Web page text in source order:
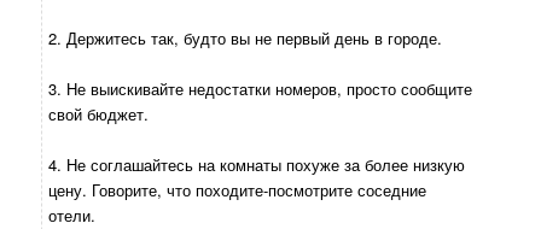
2. Держитесь так, будто вы не первый день в городе.
3. Не выискивайте недостатки номеров, просто сообщите
свой бюджет.
4. Не соглашайтесь на комнаты похуже за более низкую
цену. Говорите, что походите-посмотрите соседние
отели.